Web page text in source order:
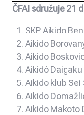
ČFAI sdružuje 21
SKP Aikido
Aikido
Aikido
Aikidó
Aikido klub Sei
Aikido
Aikido Makoto